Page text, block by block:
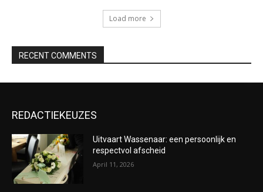
Load more
RECENT COMMENTS
REDACTIEKEUZES
Uitvaart Wassenaar: een persoonlijk en
respectvol afscheid
April 11, 2026